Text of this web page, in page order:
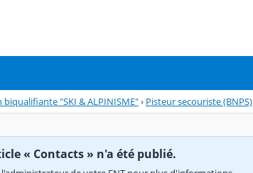
"SKI & ALPINISME"› Pisteur secouriste (BNPS)
« Contacts » n'a été publié.